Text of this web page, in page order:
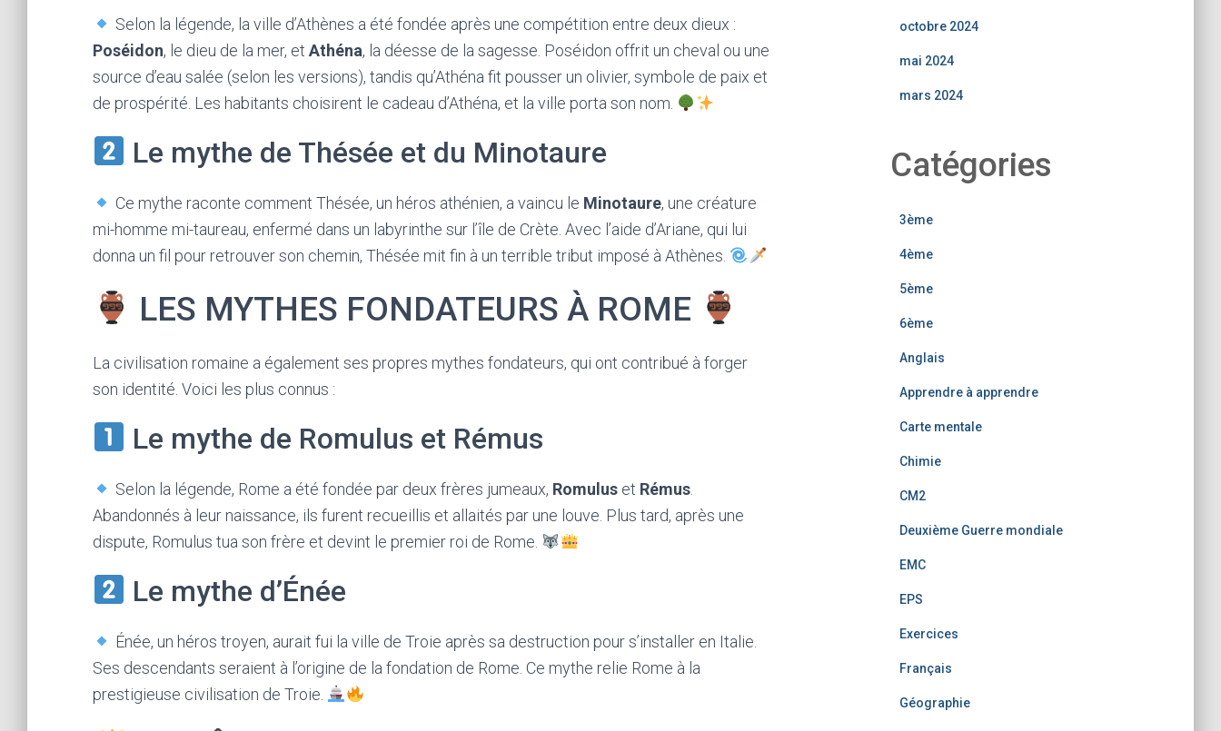
Selon la légende, la ville d’Athènes a été fondée après une compétition entre deux dieux :
Poséidon, le dieu de la mer, et Athéna, la déesse de la sagesse. Poséidon offrit un cheval ou une
source d’eau salée (selon les versions), tandis qu’Athéna fit pousser un olivier, symbole de paix et
de prospérité. Les habitants choisirent le cadeau d’Athéna, et la ville porta son nom.
Le mythe de Thésée et du Minotaure
Ce mythe raconte comment Thésée, un héros athénien, a vaincu le Minotaure, une créature
mi-homme mi-taureau, enfermé dans un labyrinthe sur l’île de Crète. Avec l’aide d’Ariane, qui lui
donna un fil pour retrouver son chemin, Thésée mit fin à un terrible tribut imposé à Athènes.
LES MYTHES FONDATEURS À ROME
La civilisation romaine a également ses propres mythes fondateurs, qui ont contribué à forger
son identité. Voici les plus connus :
Le mythe de Romulus et Rémus
Selon la légende, Rome a été fondée par deux frères jumeaux, Romuluset Rémus.
Abandonnés à leur naissance, ils furent recueillis et allaités par une louve. Plus tard, après une
dispute, Romulus tua son frère et devint le premier roi de Rome.
Le mythe d’Énée
Énée, un héros troyen, aurait fui la ville de Troie après sa destruction pour s’installer en Italie.
Ses descendants seraient à l’origine de la fondation de Rome. Ce mythe relie Rome à la
prestigieuse civilisation de Troie.
octobre 2024
mai 2024
mars 2024
Catégories
3ème
4ème
5ème
6ème
Anglais
Apprendre à apprendre
Carte mentale
Chimie
CM2
Deuxième Guerre mondiale
EMC
EPS
Exercices
Français
Géographie